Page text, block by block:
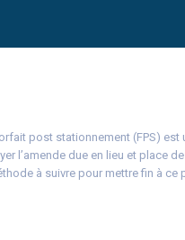
post stationnement (FPS)
l’amende due en lieu et place
à suivre pour mettre fin à ce